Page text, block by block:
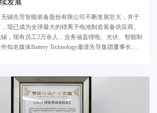
发展
无锡先导智能装备股份有限公司不断发展壮大，并于
现已成为全球最大的锂离子电池制造装备供应商。
，现有员工2万余人，业务涵盖锂电、光伏、智能制
知名媒体Battery Technology邀请先导集团董事长王